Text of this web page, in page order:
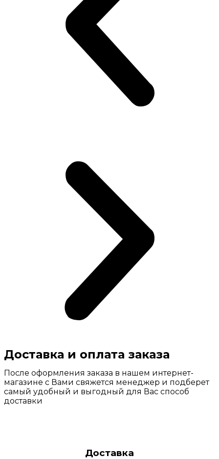
Доставка и оплата заказа
После оформления заказа в нашем интернет-
магазине с Вами свяжется менеджер и подберет
самый удобный и выгодный для Вас способ
доставки
Доставка